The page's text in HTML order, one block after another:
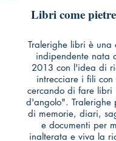
Libri come
Tralerighe libri è una
indipendente nata
2013 con l'idea di
intrecciare i fili con
cercando di fare libri
d'angolo". Tralerighe
di memorie, diari,
e documenti per
inalterata e viva la